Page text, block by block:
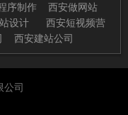
序制作
西安做网站
设计
西安短视频营
西安建站公司
公司